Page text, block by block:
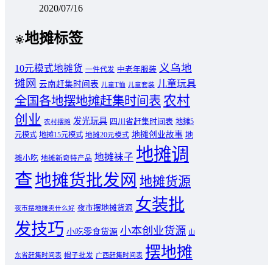
2020/07/16
地摊标签
10元模式地摊货 一件代发 中老年服装 义乌地
摊网 云南赶集时间表 儿童T恤 儿童套装 儿童玩具
全国各地摆地摊赶集时间表 农村
创业 农村摆摊 发光玩具 四川省赶集时间表 地摊5
元模式 地摊15元模式 地摊20元模式 地摊创业故事 地
摊小吃 地摊新奇特产品 地摊袜子 地摊调
查地摊货批发网 地摊货源
夜市摆地摊卖什么好 夜市摆地摊货源 女装批
发技巧 小吃零食货源 小本创业货源 山
东省赶集时间表 帽子批发 广西赶集时间表 摆地摊